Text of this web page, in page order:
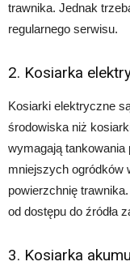
trawnika. Jednak
regularnego serwisu.
2. Kosiarka
Kosiarki elektryczne
środowiska niż
wymagają tankowania
mniejszych ogródków
powierzchnię
od dostępu do źródła
3. Kosiarka